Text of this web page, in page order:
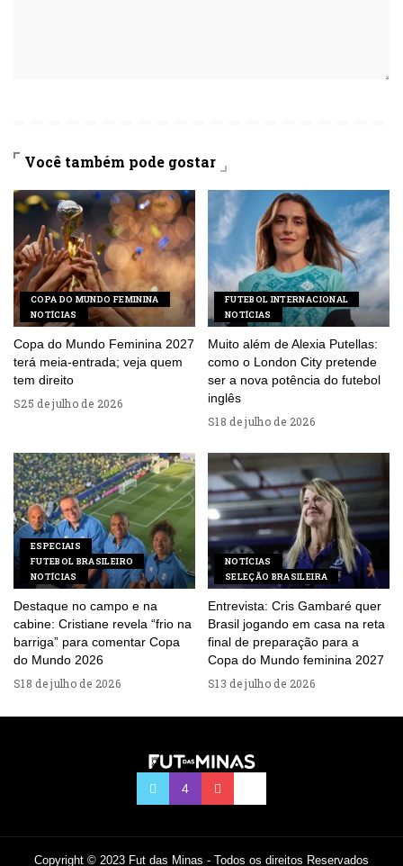
Você também pode gostar
COPA DO MUNDO FEMININA
NOTÍCIAS
Copa do Mundo Feminina 2027
terá meia-entrada; veja quem
tem direito
25 de julho de 2026
FUTEBOL INTERNACIONAL
NOTÍCIAS
Muito além de Alexia Putellas:
como o London City pretende
ser a nova potência do futebol
inglês
18 de julho de 2026
ESPECIAIS
FUTEBOL BRASILEIRO
NOTÍCIAS
Destaque no campo e na
cabine: Cristiane revela “frio na
barriga” para comentar Copa
do Mundo 2026
18 de julho de 2026
NOTÍCIAS
SELEÇÃO BRASILEIRA
Entrevista: Cris Gambaré quer
Brasil jogando em casa na reta
final de preparação para a
Copa do Mundo feminina 2027
13 de julho de 2026
Copyright © 2023 Fut das Minas - Todos os direitos Reservados